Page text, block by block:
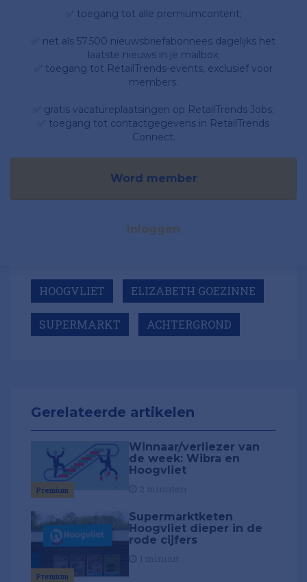
✅ toegang tot alle premiumcontent;
✅ net als 57.500 nieuwsbriefabonnees dagelijks het
laatste nieuws in je mailbox;
✅ toegang tot RetailTrends-events, exclusief voor
members.
✅ gratis vacatureplaatsingen op RetailTrends Jobs;
✅ toegang tot contactgegevens in RetailTrends
Connect.
Word member
Inloggen
HOOGVLIET ELIZABETH GOEZINNE
SUPERMARKT ACHTERGROND
Gerelateerde artikelen
Premium
Winnaar/verliezer van
de week: Wibra en
Hoogvliet
Premium
Supermarktketen
Hoogvliet dieper in de
rode cijfers